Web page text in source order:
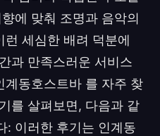
에 맞춰 조명과 음악의
세심한 배려 덕분에
과 만족스러운 서비스
계동호스트바 를 자주 찾
를 살펴보면, 다음과 같
: 이러한 후기는 인계동